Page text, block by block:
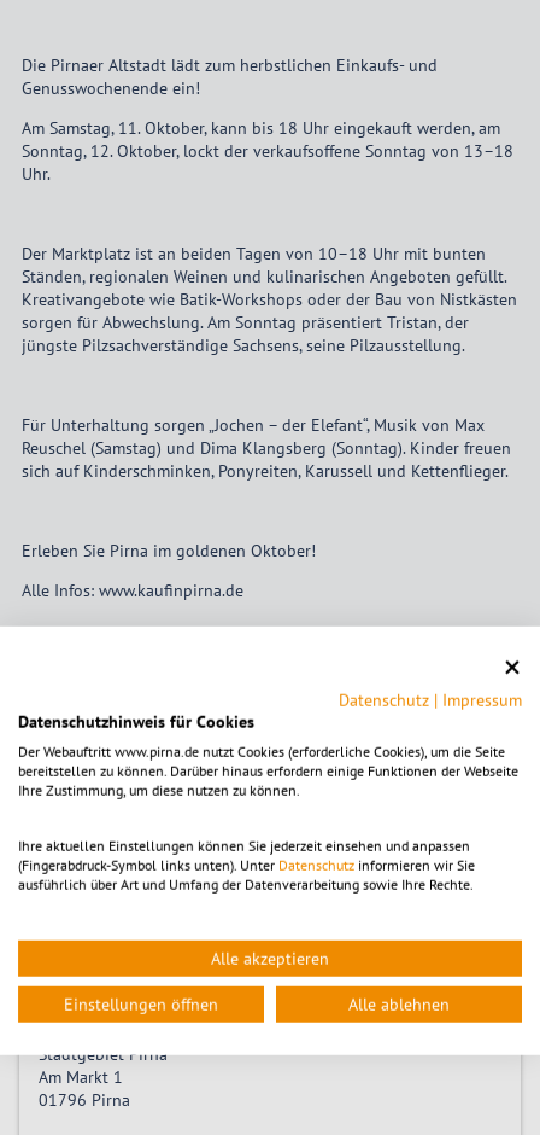
Die Pirnaer Altstadt lädt zum herbstlichen Einkaufs- und
Genusswochenende ein!
Am Samstag, 11. Oktober, kann bis 18 Uhr eingekauft werden, am
Sonntag, 12. Oktober, lockt der verkaufsoffene Sonntag von 13–18
Uhr.
Der Marktplatz ist an beiden Tagen von 10–18 Uhr mit bunten
Ständen, regionalen Weinen und kulinarischen Angeboten gefüllt.
Kreativangebote wie Batik-Workshops oder der Bau von Nistkästen
sorgen für Abwechslung. Am Sonntag präsentiert Tristan, der
jüngste Pilzsachverständige Sachsens, seine Pilzausstellung.
Für Unterhaltung sorgen „Jochen – der Elefant“, Musik von Max
Reuschel (Samstag) und Dima Klangsberg (Sonntag). Kinder freuen
sich auf Kinderschminken, Ponyreiten, Karussell und Kettenflieger.
Erleben Sie Pirna im goldenen Oktober!
Alle Infos: www.kaufinpirna.de
Tickets
Eintritt frei
Zeitpunkt
Location
Stadtgebiet Pirna
Am Markt 1
01796 Pirna
Datenschutz | Impressum
Datenschutzhinweis für Cookies
Der Webauftritt www.pirna.de nutzt Cookies (erforderliche Cookies), um die Seite
bereitstellen zu können. Darüber hinaus erfordern einige Funktionen der Webseite
Ihre Zustimmung, um diese nutzen zu können.
Ihre aktuellen Einstellungen können Sie jederzeit einsehen und anpassen
(Fingerabdruck-Symbol links unten). Unter Datenschutz informieren wir Sie
ausführlich über Art und Umfang der Datenverarbeitung sowie Ihre Rechte.
Alle akzeptieren
Einstellungen öffnen Alle ablehnen